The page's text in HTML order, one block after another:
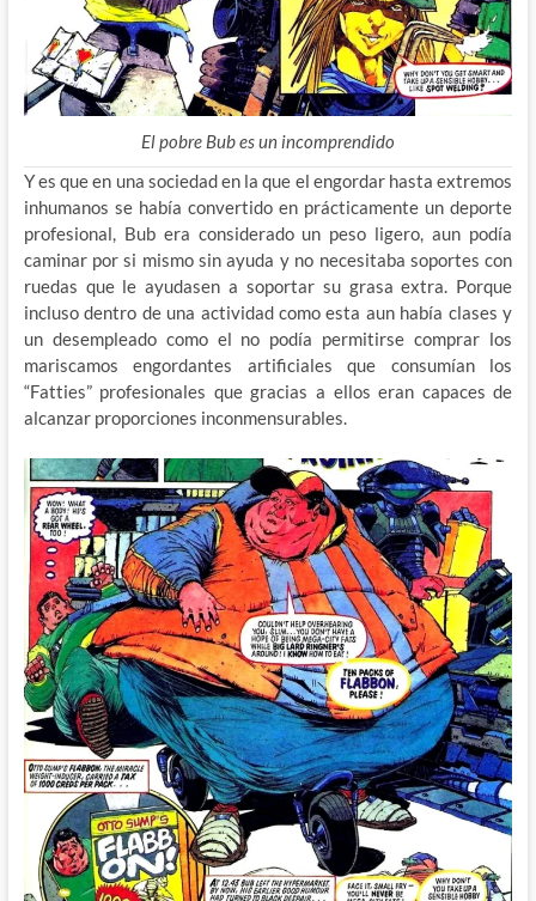
El pobre Bub es un incomprendido
Y es que en una sociedad en la que el engordar hasta extremos
inhumanos se había convertido en prácticamente un deporte
profesional, Bub era considerado un peso ligero, aun podía
caminar por si mismo sin ayuda y no necesitaba soportes con
ruedas que le ayudasen a soportar su grasa extra. Porque
incluso dentro de una actividad como esta aun había clases y
un desempleado como el no podía permitirse comprar los
mariscamos engordantes artificiales que consumían los
“Fatties” profesionales que gracias a ellos eran capaces de
alcanzar proporciones inconmensurables.